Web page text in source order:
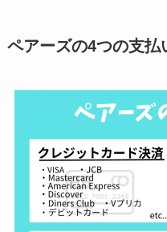
ペアーズの4つの支払